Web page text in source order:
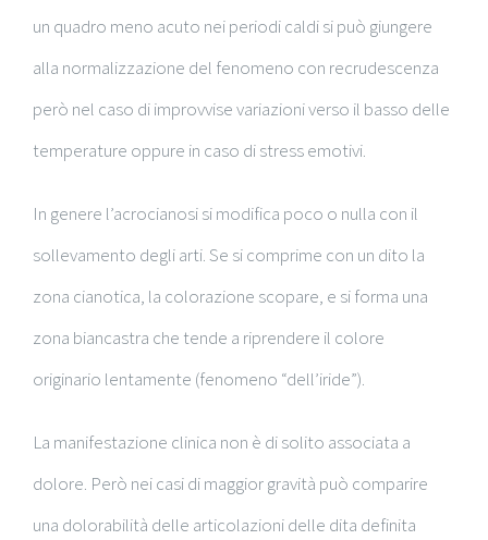
un quadro meno acuto nei periodi caldi si può giungere
alla normalizzazione del fenomeno con recrudescenza
però nel caso di improvvise variazioni verso il basso delle
temperature oppure in caso di stress emotivi.
In genere l’acrocianosi si modifica poco o nulla con il
sollevamento degli arti. Se si comprime con un dito la
zona cianotica, la colorazione scopare, e si forma una
zona biancastra che tende a riprendere il colore
originario lentamente (fenomeno “dell’iride”).
La manifestazione clinica non è di solito associata a
dolore. Però nei casi di maggior gravità può comparire
una dolorabilità delle articolazioni delle dita definita